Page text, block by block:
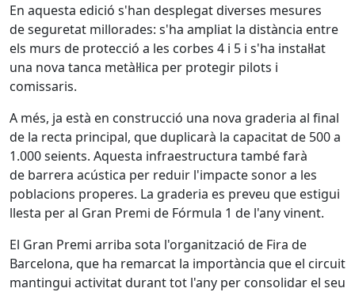
En aquesta edició s'han desplegat diverses mesures
de seguretat millorades: s'ha ampliat la distància entre
els murs de protecció a les corbes 4 i 5 i s'ha instal·lat
una nova tanca metàl·lica per protegir pilots i
comissaris.
A més, ja està en construcció una nova graderia al final
de la recta principal, que duplicarà la capacitat de 500 a
1.000 seients. Aquesta infraestructura també farà
de barrera acústica per reduir l'impacte sonor a les
poblacions properes. La graderia es preveu que estigui
llesta per al Gran Premi de Fórmula 1 de l'any vinent.
El Gran Premi arriba sota l'organització de Fira de
Barcelona, que ha remarcat la importància que el circuit
mantingui activitat durant tot l'any per consolidar el seu